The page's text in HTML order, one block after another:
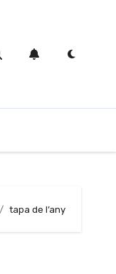
tapa de l’any